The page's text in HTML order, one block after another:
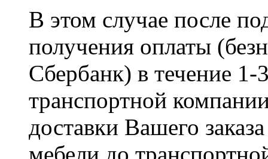
В этом случае после
получения оплаты
Сбербанк) в течение
транспортной
доставки Вашего